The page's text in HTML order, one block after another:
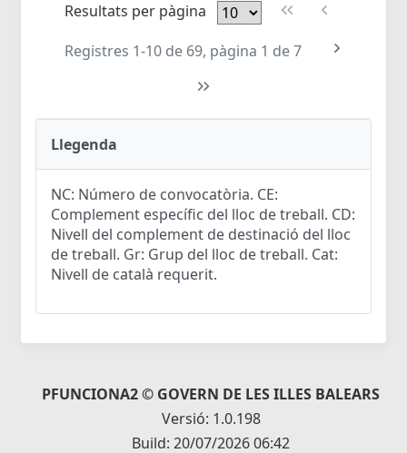
Resultats per pàgina
Registres 1-10 de 69, pàgina 1 de 7
Llegenda
NC: Número de convocatòria. CE:
Complement específic del lloc de treball. CD:
Nivell del complement de destinació del lloc
de treball. Gr: Grup del lloc de treball. Cat:
Nivell de català requerit.
PFUNCIONA2 © GOVERN DE LES ILLES BALEARS
Versió: 1.0.198
Build: 20/07/2026 06:42